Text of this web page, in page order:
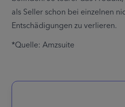
als Seller schon bei einzelnen
Entschädigungen zu verlieren.
*Quelle: Amzsuite